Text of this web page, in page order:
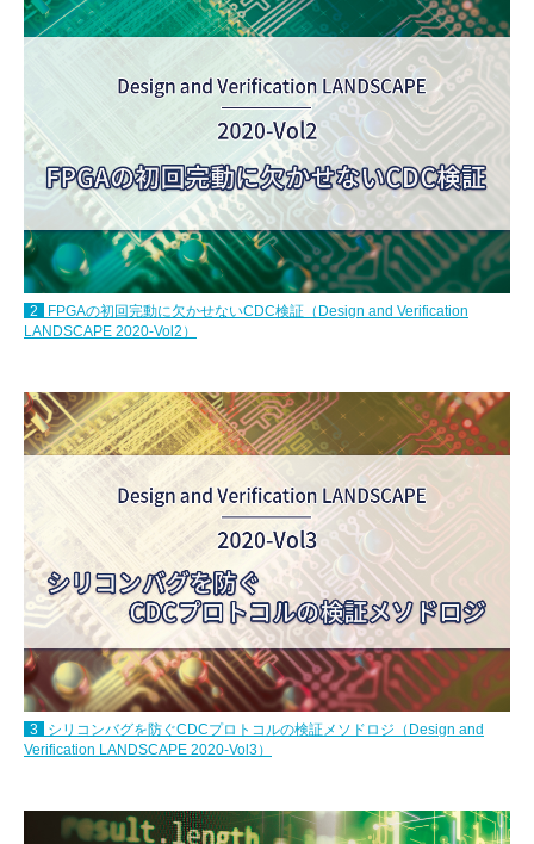
2
FPGAの初回完動に欠かせないCDC検証（Design and Verification
LANDSCAPE 2020-Vol2）
3
シリコンバグを防ぐCDCプロトコルの検証メソドロジ（Design and
Verification LANDSCAPE 2020-Vol3）